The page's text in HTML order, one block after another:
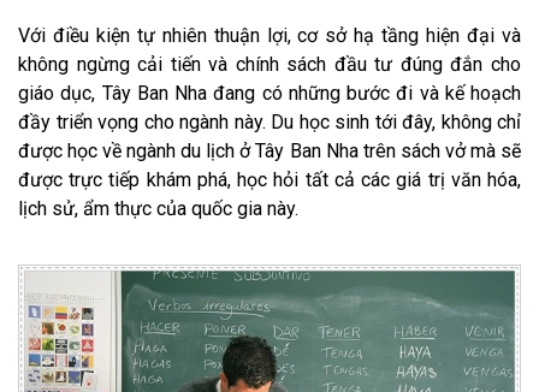
Với điều kiện tự nhiên thuận lợi, cơ sở hạ tầng hiện đại và
không ngừng cải tiến và chính sách đầu tư đúng đắn cho
giáo dục, Tây Ban Nha đang có những bước đi và kế hoạch
đầy triển vọng cho ngành này. Du học sinh tới đây, không chỉ
được học về ngành du lịch ở Tây Ban Nha trên sách vở mà sẽ
được trực tiếp khám phá, học hỏi tất cả các giá trị văn hóa,
lịch sử, ẩm thực của quốc gia này.